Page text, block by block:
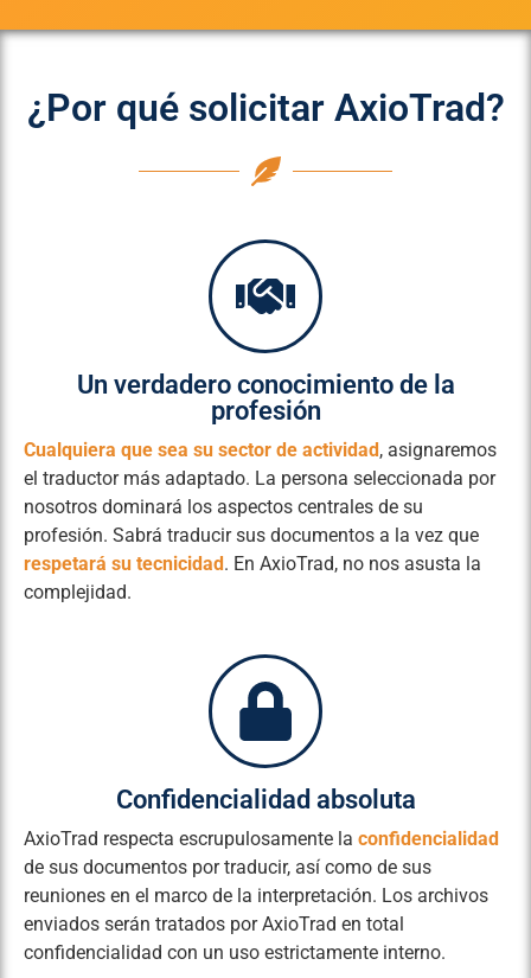
¿Por qué solicitar AxioTrad?
Un verdadero conocimiento de la
profesión
Cualquiera que sea su sector de actividad, asignaremos
el traductor más adaptado. La persona seleccionada por
nosotros dominará los aspectos centrales de su
profesión. Sabrá traducir sus documentos a la vez que
respetará su tecnicidad. En AxioTrad, no nos asusta la
complejidad.
Confidencialidad absoluta
AxioTrad respecta escrupulosamente la confidencialidad
de sus documentos por traducir, así como de sus
reuniones en el marco de la interpretación. Los archivos
enviados serán tratados por AxioTrad en total
confidencialidad con un uso estrictamente interno.